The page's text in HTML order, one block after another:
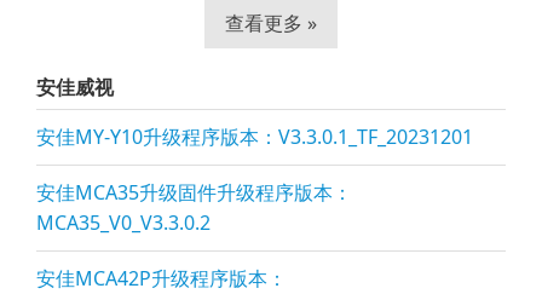
查看更多 »
安佳威视
安佳MY-Y10升级程序版本：V3.3.0.1_TF_20231201
安佳MCA35升级固件升级程序版本：
MCA35_V0_V3.3.0.2
安佳MCA42P升级程序版本：